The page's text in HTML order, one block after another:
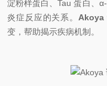
淀粉样蛋白、Tau 蛋白、
炎症反应的关系。 Akoya
变，帮助揭示疾病机制。